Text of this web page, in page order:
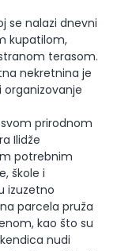
se nalazi dnevni
kupatilom,
terasom.
nekretnina je
organizovanje
prirodnom
Ilidže
potrebnim
škole i
izuzetno
parcela pruža
kao što su
nudi